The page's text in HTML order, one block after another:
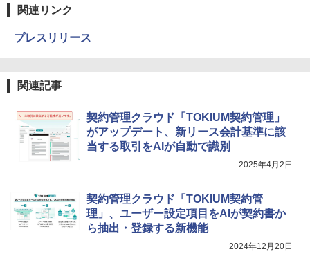
関連リンク
プレスリリース
関連記事
契約管理クラウド「TOKIUM契約管理」
がアップデート、新リース会計基準に該
当する取引をAIが自動で識別
2025年4月2日
契約管理クラウド「TOKIUM契約管
理」、ユーザー設定項目をAIが契約書か
ら抽出・登録する新機能
2024年12月20日